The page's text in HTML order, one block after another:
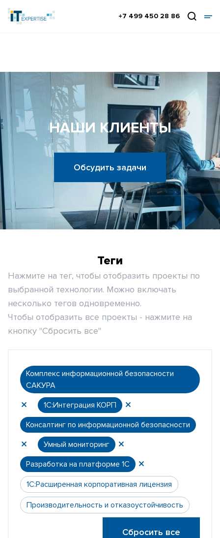
+7 499 450 28 86
НАШИ КЛИЕНТЫ
Обсудить задачи
Теги
Нажмите на тег, чтобы отобразить проекты по
выбранной технологии. Можно включать
несколько тегов одновременно.
Чтобы отобразить все проекты - нажмите на
кнопку "Сбросить все"
Комплекс информационной безопасности
САКУРА
1С:Интеграция КОРП
Консалтинг по информационной безопасности
Умный мониторинг
Разработка на платформе 1С
1С:Расширенная корпоративная лицензия
Производительность и отказоустойчивость
Сбросить все